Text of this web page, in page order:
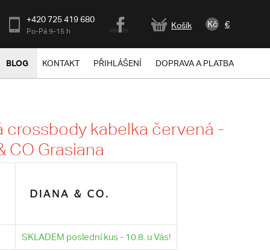
+420 725 419 680
Po-Pá 9-15 h
Košík Kč €
BLOG KONTAKT PŘIHLÁŠENÍ DOPRAVA A PLATBA
crossbody kabelka červená -
CO Grasiana
SKLADEM poslední kus - 10.8. u Vás!